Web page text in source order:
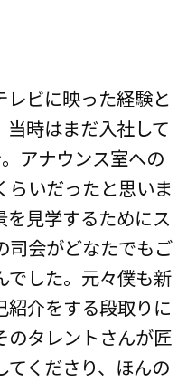
ビに映った経験と
当時はまだ入社して
アナウンス室への
らいだったと思いま
を見学するためにス
司会がどなたでもご
でした。元々僕も新
紹介をする段取りに
のタレントさんが匠
てくださり、ほんの